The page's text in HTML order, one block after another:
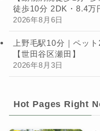
徒歩10分 2DK・8.4万
2026年8月6日
上野毛駅10分｜ペッ
【世田谷区瀬田】
2026年8月3日
Hot Pages Right